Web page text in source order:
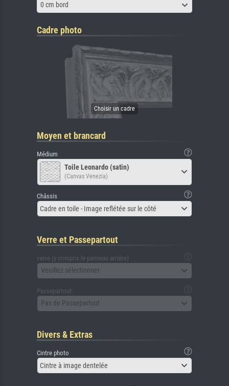
0 cm bord
Cadre photo
Moyen et brancard
Médium
Toile Leonardo (satin)
(Canvas Venezia)
Châssis
Cadre en toile - Image reflétée sur le côté
Verre et Passepartout
verre (y compris le panneau arrière)
Veuillez sélectionner
Passepartout
Pas de Passepartout
Divers & Extras
Cintre photo
Cintre à image dentelée